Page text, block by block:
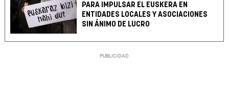
PARA IMPULSAR EL EUSKERA EN
ENTIDADES LOCALES Y ASOCIACIONES
SIN ÁNIMO DE LUCRO